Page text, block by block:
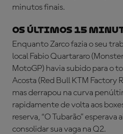
minutos finais.
OS ÚLTIMOS 15
Enquanto Zarco fazia o seu
local Fabio Quartararo
MotoGP) havia subido para o
Acosta (Red Bull KTM Factory
mas derrapou na curva
rapidamente de volta aos
reserva, “O Tubarão” esperava
consolidar sua vaga na Q2.